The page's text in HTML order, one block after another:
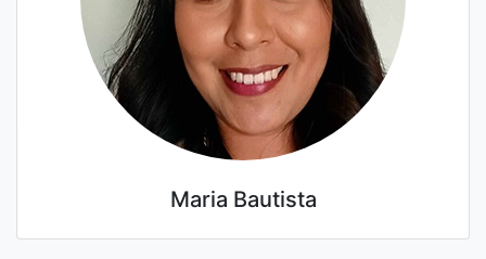
Maria Bautista